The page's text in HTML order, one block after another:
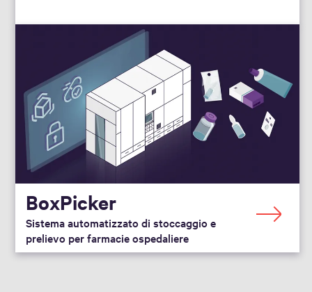
BoxPicker
Sistema automatizzato di stoccaggio e
prelievo per farmacie ospedaliere